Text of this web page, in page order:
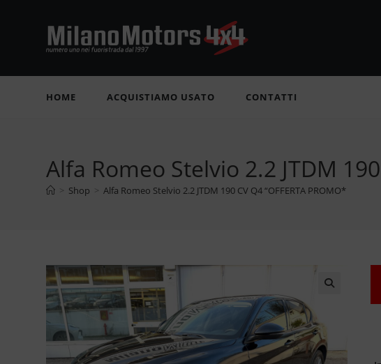
HOME ACQUISTIAMO USATO CONTATTI
Alfa Romeo Stelvio 2.2 JTDM
> Shop > Alfa Romeo Stelvio 2.2 JTDM 190 CV Q4 “OFFERTA PROMO*